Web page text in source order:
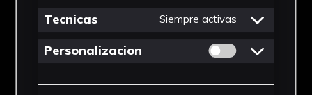
Descargar Ficha
Tecnicas Siempre activas
Personalizacion Permitir cookies